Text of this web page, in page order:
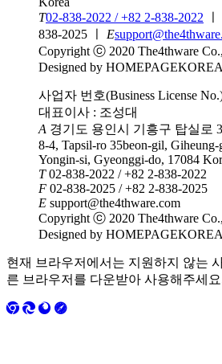
T02-838-2022 / +82 2-838-2022
838-2025
E
Copyright ⓒ 2020 The4thware
Designed by HOMEPAGEKOREA
사업자 번호(Business License
대표이사 : 조성대
A 경기도 용인시 기흥구 탑실로
8-4, Tapsil-ro 35beon-gil, Giheung-
Yongin-si, Gyeonggi-do, 17084
T 02-838-2022 / +82 2-838-2022
F 02-838-2025 / +82 2-838-2025
E support@the4thware.com
Copyright ⓒ 2020 The4thware
Designed by HOMEPAGEKOREA
현재 브라우저에서는 지원하지 않는
른 브라우저를 다운받아 사용해주세